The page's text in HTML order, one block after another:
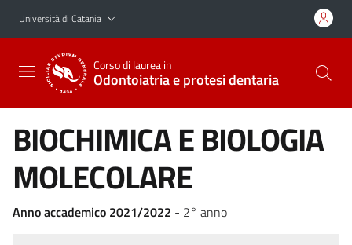
Vai al contenuto principale
Vai al menu di navigazione
Università di Catania
Corso di laurea in
Odontoiatria e protesi dentaria
BIOCHIMICA E BIOLOGIA
MOLECOLARE
Anno accademico 2021/2022 - 2° anno